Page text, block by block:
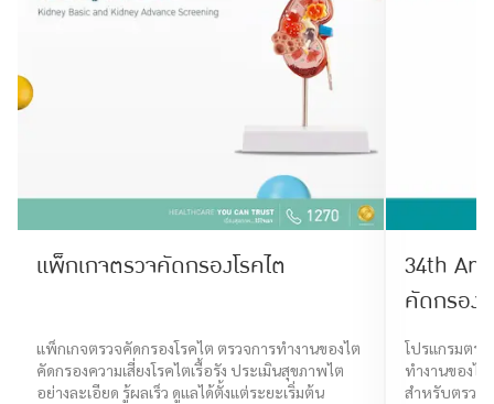
แพ็กเกจตรวจคัดกรองโรคไต
แพ็กเกจตรวจคัดกรองโรคไต ตรวจการทำงานของไต
คัดกรองความเสี่ยงโรคไตเรื้อรัง ประเมินสุขภาพไต
อย่างละเอียด รู้ผลเร็ว ดูแลได้ตั้งแต่ระยะเริ่มต้น
34th
คัดกรอง
Basic
โปรแกรมตร
ทำงานของไ
สำหรับตรวจ